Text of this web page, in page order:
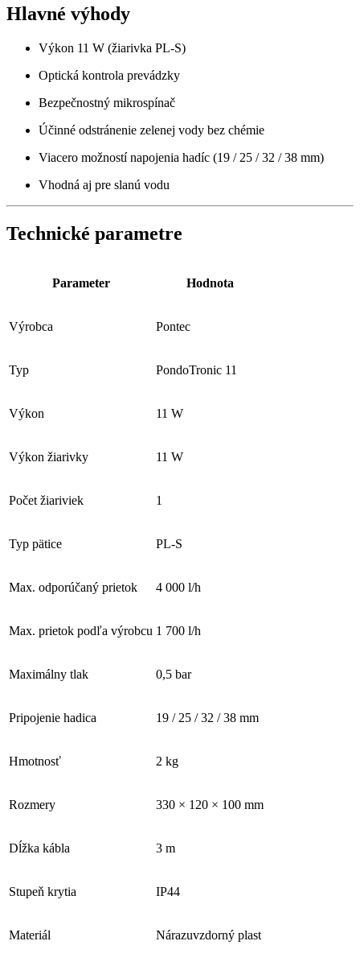
Hlavné výhody
Výkon 11 W (žiarivka PL-S)
Optická kontrola prevádzky
Bezpečnostný mikrospínač
Účinné odstránenie zelenej vody bez chémie
Viacero možností napojenia hadíc (19 / 25 / 32 / 38 mm)
Vhodná aj pre slanú vodu
Technické parametre
Parameter Hodnota
Výrobca Pontec
Typ PondoTronic 11
Výkon 11 W
Výkon žiarivky 11 W
Počet žiariviek 1
Typ pätice PL-S
Max. odporúčaný prietok 4 000 l/h
Max. prietok podľa výrobcu 1 700 l/h
Maximálny tlak 0,5 bar
Pripojenie hadica 19 / 25 / 32 / 38 mm
Hmotnosť 2 kg
Rozmery 330 × 120 × 100 mm
Dĺžka kábla 3 m
Stupeň krytia IP44
Materiál Nárazuvzdorný plast